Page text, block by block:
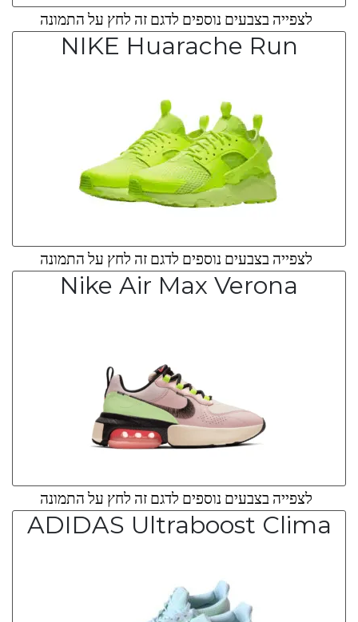
לצפייה בצבעים נוספים לדגם זה לחץ על התמונה
NIKE Huarache Run
לצפייה בצבעים נוספים לדגם זה לחץ על התמונה
Nike Air Max Verona
לצפייה בצבעים נוספים לדגם זה לחץ על התמונה
ADIDAS Ultraboost Clima